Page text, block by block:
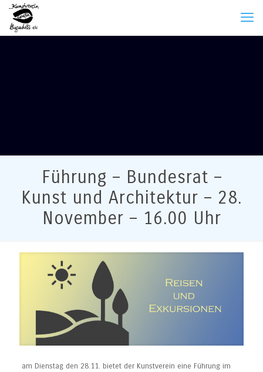
Führung – Bundesrat –
Kunst und Architektur – 28.
November – 16.00 Uhr
am Dienstag den 28.11. bietet der Kunstverein eine Führung im